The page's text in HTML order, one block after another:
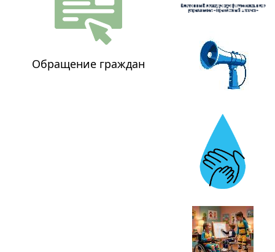
Обращение граждан